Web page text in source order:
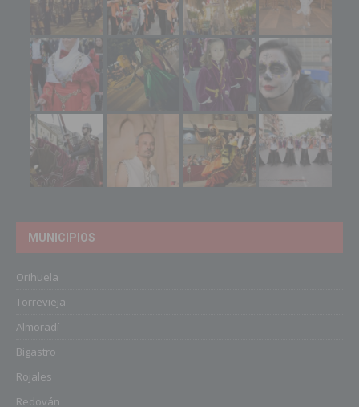
MUNICIPIOS
Orihuela
Torrevieja
Almoradí
Bigastro
Rojales
Redován